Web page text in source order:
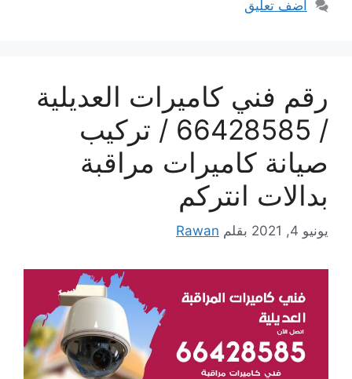
أضف تعليق
رقم فني كاميرات العديلية
/ 66428585 / تركيب
صيانة كاميرات مراقبة
بدالات انتركم
يونيو 4, 2021 بقلم Rawan